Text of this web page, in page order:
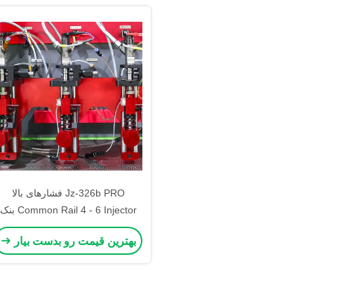
Jz-326b PRO فشارهای بالا
Common Rail 4 - 6 Injector بنک
آزمایش همزمان
بهترین قیمت رو بدست بیار